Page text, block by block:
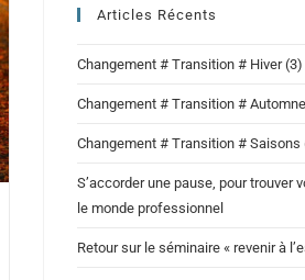
Articles Récents
Changement # Transition # Hiver (3)
Changement # Transition #
Changement # Transition # Saisons
S’accorder une pause, pour trouver
le monde professionnel
Retour sur le séminaire « revenir à